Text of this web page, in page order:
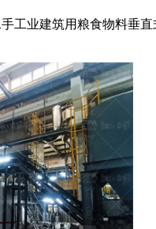
工业建筑用粮食物料垂